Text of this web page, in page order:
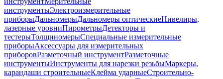
инструментыЭлектроизмерительные
приборыДальномерыДальномеры оптическиеНивелиры,
лазерные уровниПирометрыДетекторы и
тестерыТолщиномерыСпециальные измерительные
приборыАксессуары для измерительных
приборовРазметочный инструментРазметочные
инструментыИнструменты для нарезки резьбыМаркеры,
карандаши строительныеКлейма ударныеСтроительно-